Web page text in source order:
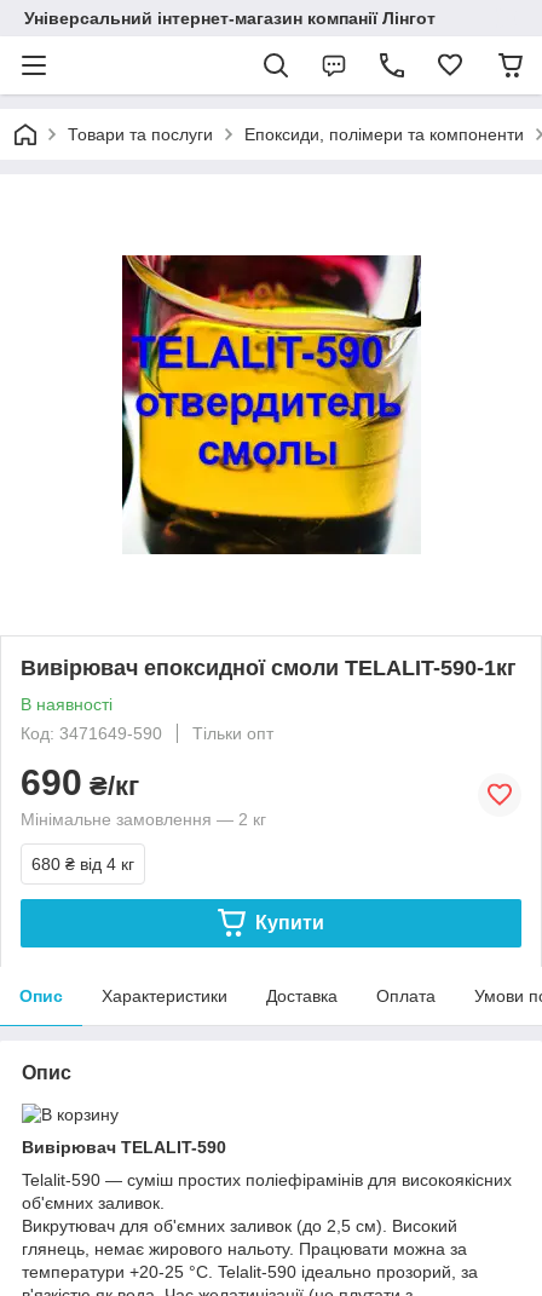
Універсальний інтернет-магазин компанії Лінгот
Товари та послуги Епоксиди, полімери та компоненти
Вивірювач епоксидної смоли TELALIT-590-1кг
В наявності
Код: 3471649-590
Тільки опт
690 ₴/кг
Мінімальне замовлення — 2 кг
680 ₴ від 4 кг
Купити
Опис Характеристики Доставка Оплата Умови
Опис
Вивірювач TELALIT-590
Telalit-590 — суміш простих поліефірамінів для високоякісних
об'ємних заливок.
Викрутювач для об'ємних заливок (до 2,5 см). Високий
глянець, немає жирового нальоту. Працювати можна за
температури +20-25 °C. Telalit-590 ідеально прозорий, за